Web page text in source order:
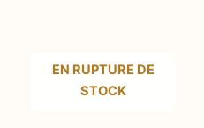
EN RUPTURE DE
STOCK